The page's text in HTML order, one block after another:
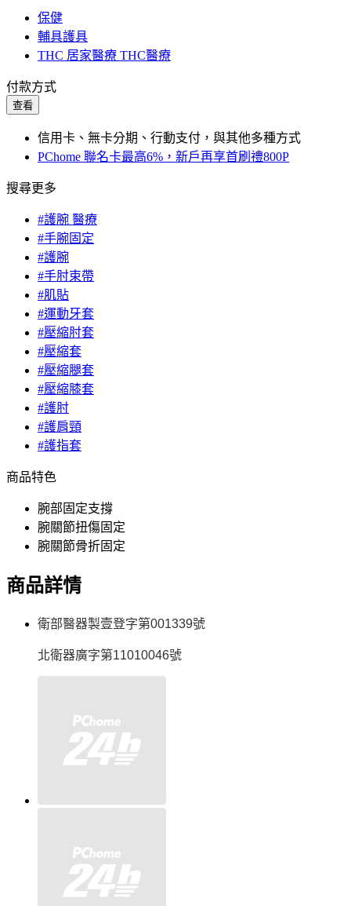
保健
輔具護具
THC 居家醫療 THC醫療
付款方式
查看
信用卡、無卡分期、行動支付，與其他多種方式
PChome 聯名卡最高6%，新戶再享首刷禮800P
搜尋更多
#護腕 醫療
#手腕固定
#護腕
#手肘束帶
#肌貼
#運動牙套
#壓縮肘套
#壓縮套
#壓縮腿套
#壓縮膝套
#護肘
#護肩頸
#護指套
商品特色
腕部固定支撐
腕關節扭傷固定
腕關節骨折固定
商品詳情
衛部醫器製壹登字第001339號
北衛器廣字第11010046號